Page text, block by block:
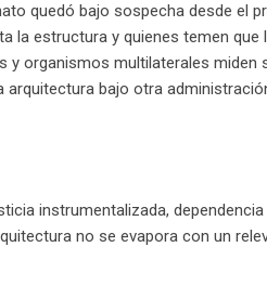
quedó bajo sospecha desde el
la estructura y quienes temen que
y organismos multilaterales miden
arquitectura bajo otra
instrumentalizada, dependencia
no se evapora con un